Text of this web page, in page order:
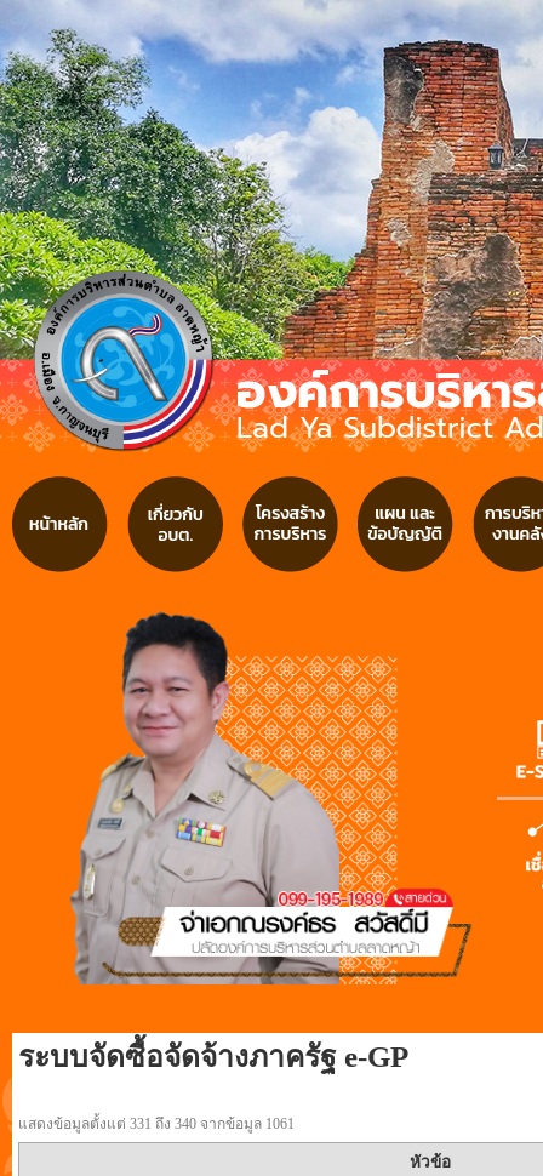
ระบบจัดซื้อจัดจ้างภาครัฐ e-GP
แสดงข้อมูลตั้งแต่ 331 ถึง 340 จากข้อมูล 1061
หัวข้อ